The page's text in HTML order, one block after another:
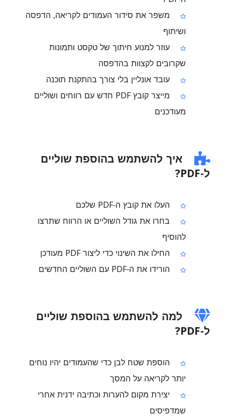
משפר את סידור העמודים לקריאה, הדפסה
ושיתוף
עוזר למנוע חיתוך של טקסט ותמונות
שקרובים לקצוות בהדפסה
עובד אונליין בלי צורך בהתקנת תוכנה
מייצר קובץ PDF חדש עם רווחים ושוליים
מעודכנים
איך להשתמש בהוספת שוליים
ל‑PDF?
העלו את קובץ ה‑PDF שלכם
בחרו את גודל השוליים או הרווח שתרצו
להוסיף
החילו את השינוי כדי ליצור PDF מעודכן
הורידו את ה‑PDF עם השוליים החדשים
למה להשתמש בהוספת שוליים
ל‑PDF?
הוספת שטח לבן כדי שהעמודים יהיו נוחים
יותר לקריאה על המסך
יצירת מקום להערות וכתיבה ידנית אחרי
שמדפיסים